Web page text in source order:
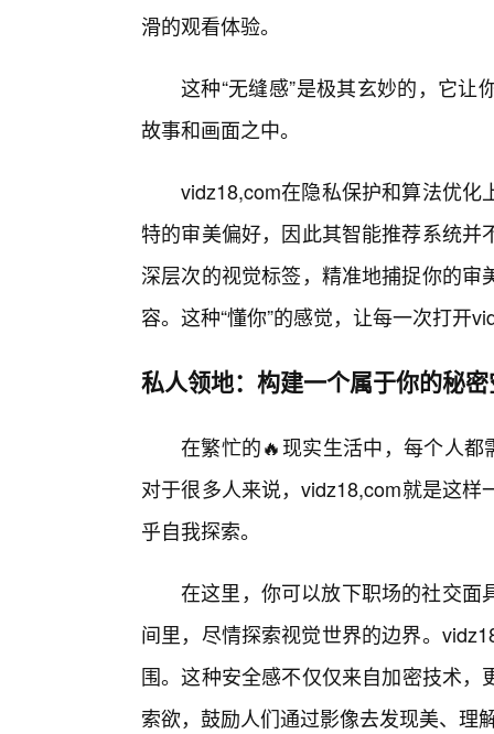
滑的观看体验。
这种“无缝感”是极其玄妙的，它
故事和画面之中。
vidz18,com在隐私保护和算法优
特的审美偏好，因此其智能推荐系统
深层次的视觉标签，精准地捕捉你的
容。这种“懂你”的感觉，让每一次打开
私人领地：构建一个属于你的秘
在繁忙的🔥现实生活中，每个人都
对于很多人来说，vidz18,com就是这
乎自我探索。
在这里，你可以放下职场的社交面
间里，尽情探索视觉世界的边界。
围。这种安全感不仅仅来自加密技术
索欲，鼓励人们通过影像去发现美、理